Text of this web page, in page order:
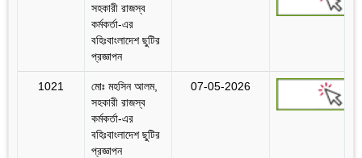
সহকারী রাজস্ব
কর্মকর্তা-এর
বহিঃবাংলাদেশ ছুটির
প্রজ্ঞাপন
1021
মোঃ মহসিন আলম,
সহকারী রাজস্ব
কর্মকর্তা-এর
বহিঃবাংলাদেশ ছুটির
প্রজ্ঞাপন
07-05-2026